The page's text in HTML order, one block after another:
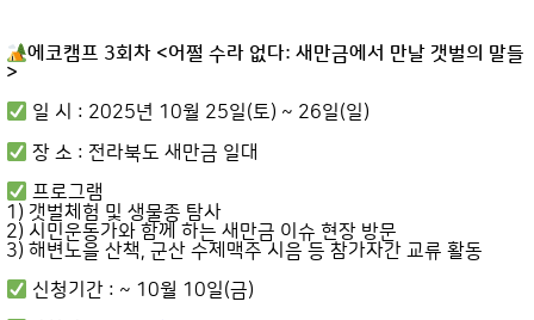
에코캠프 3회차 <어쩔 수라 없다: 새만금에서 만날 갯벌의 말들
>
일 시 : 2025년 10월 25일(토) ~ 26일(일)
장 소 : 전라북도 새만금 일대
프로그램
1) 갯벌체험 및 생물종 탐사
2) 시민운동가와 함께 하는 새만금 이슈 현장 방문
3) 해변노을 산책, 군산 수제맥주 시음 등 참가자간 교류 활동
신청기간 : ~ 10월 10일(금)